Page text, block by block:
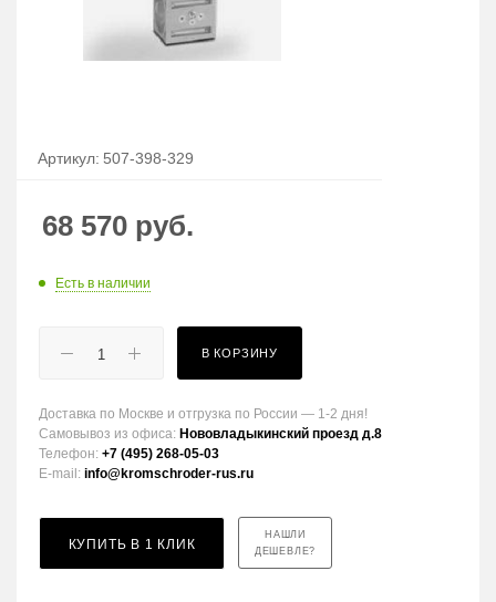
Артикул: 507-398-329
68 570 руб.
Есть в наличии
В КОРЗИНУ
Доставка по Москве и отгрузка по России — 1-2 дня!
Самовывоз из офиса: Нововладыкинский проезд д.8
Телефон: +7 (495) 268-05-03
E-mail: info@kromschroder-rus.ru
КУПИТЬ В 1 КЛИК
НАШЛИ
ДЕШЕВЛЕ?